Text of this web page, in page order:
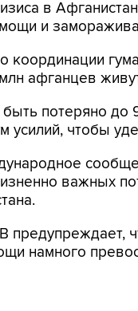
в
и
афганцев
потеряно до
усилий, чтобы
важных
предупреждает,
намного